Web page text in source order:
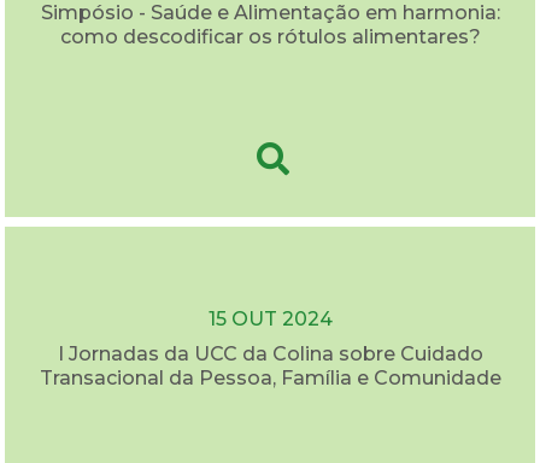
Simpósio - Saúde e Alimentação em harmonia:
como descodificar os rótulos alimentares?
15 OUT 2024
I Jornadas da UCC da Colina sobre Cuidado
Transacional da Pessoa, Família e Comunidade